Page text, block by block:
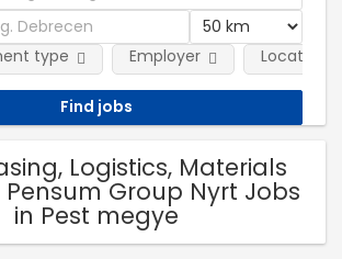
type Employer Location
Logistics, Materials
Group Nyrt Jobs
in Pest megye